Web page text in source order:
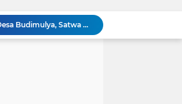
Polsek Cikupa Cek Lokasi Penemuan Buaya di Desa Budimulya, Satwa Dievakuasi Petugas DamkarPolsek Cikupa Gelar Patroli dan Berikan Imbauan kepada Debt Collector, Cegah Gangguan Kamtibmas
Bhabinkamtibmas dan Babinsa Desa Bojong Gelar Warung Bhabinkamtibmas, Pererat Komunikasi dengan Warga